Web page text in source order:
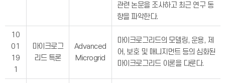
관련 논문을 조사하고 최근 연구 동
향을 파악한다.
10
01
19
1
마이크로그
리드 특론
Advanced
Microgrid
마이크로그리드의 모델링, 운용, 제
어, 보호 및 매니지먼트 등의 심화된
마이크로그리드 이론을 다룬다.